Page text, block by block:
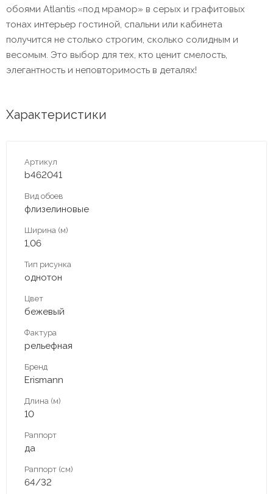
обоями Atlantis «под мрамор» в серых и графитовых
тонах интерьер гостиной, спальни или кабинета
получится не столько строгим, сколько солидным и
весомым. Это выбор для тех, кто ценит смелость,
элегантность и неповторимость в деталях!
Характеристики
Артикул
b462041
Вид обоев
флизелиновые
Ширина (м)
1,06
Тип рисунка
однотон
Цвет
бежевый
Фактура
рельефная
Бренд
Erismann
Длина (м)
10
Раппорт
да
Раппорт (см)
64/32